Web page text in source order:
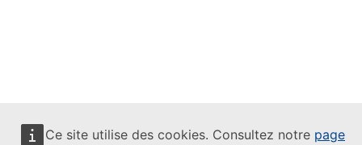
Ce site utilise des cookies. Consultez notre page